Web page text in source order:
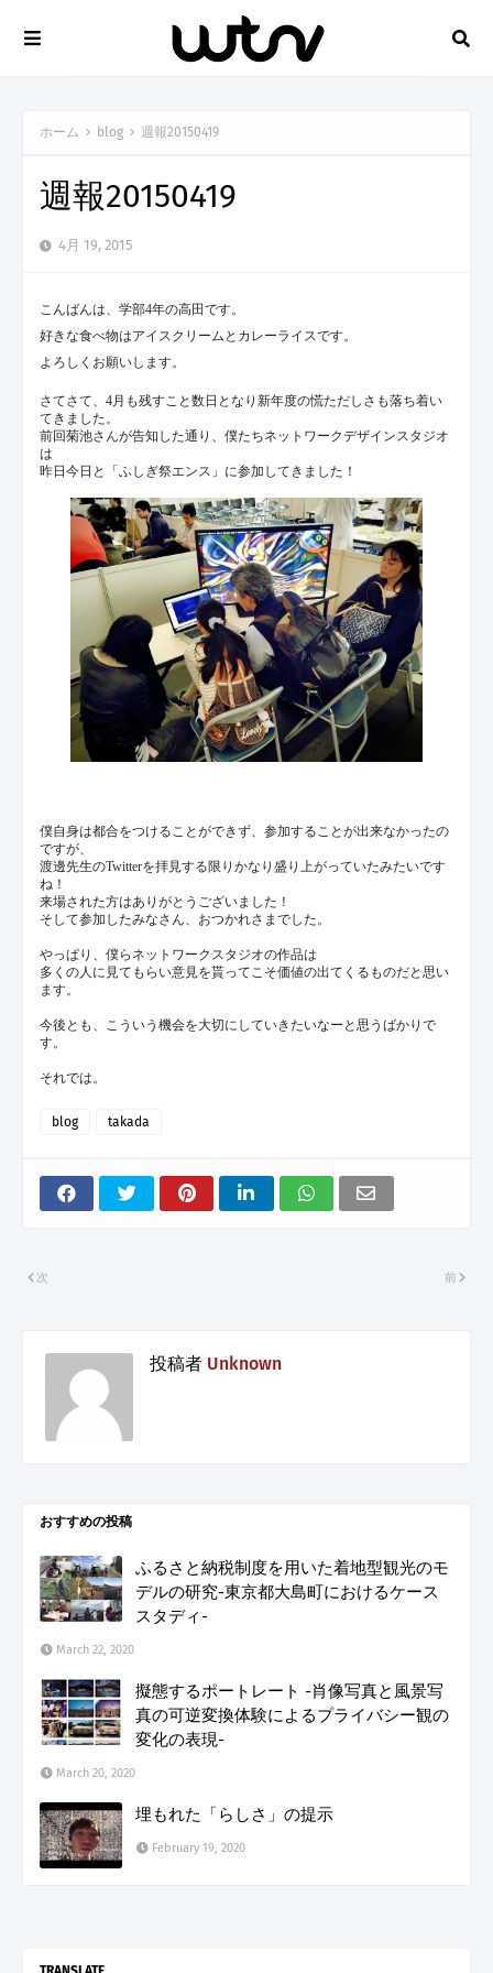
ホーム blog 週報20150419
週報20150419
4月 19, 2015
こんばんは、学部4年の高田です。
好きな食べ物はアイスクリームとカレーライスです。
よろしくお願いします。
さてさて、4月も残すこと数日となり新年度の慌ただしさも落ち着い
てきました。
前回菊池さんが告知した通り、僕たちネットワークデザインスタジオ
は
昨日今日と「ふしぎ祭エンス」に参加してきました！
僕自身は都合をつけることができず、参加することが出来なかったの
ですが、
渡邊先生のTwitterを拝見する限りかなり盛り上がっていたみたいです
ね！
来場された方はありがとうございました！
そして参加したみなさん、おつかれさまでした。
やっぱり、僕らネットワークスタジオの作品は
多くの人に見てもらい意見を貰ってこそ価値の出てくるものだと思い
ます。
今後とも、こういう機会を大切にしていきたいなーと思うばかりで
す。
それでは。
blog takada
前
次
投稿者 Unknown
おすすめの投稿
ふるさと納税制度を用いた着地型観光のモ
デルの研究-東京都大島町におけるケース
スタディ-
March 22, 2020
擬態するポートレート -肖像写真と風景写
真の可逆変換体験によるプライバシー観の
変化の表現-
March 20, 2020
埋もれた「らしさ」の提示
February 19, 2020